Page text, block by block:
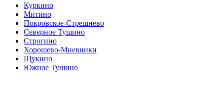
Куркино
Митино
Покровское-Стрешнево
Северное Тушино
Строгино
Хорошево-Мневники
Щукино
Южное Тушино